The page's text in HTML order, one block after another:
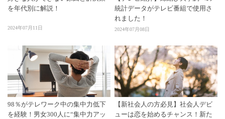
を年代別に解説！
2024年07月11日
統計データがテレビ番組で使用さ
れました！
2024年07月08日
98％がテレワーク中の集中力低下
を経験！男女300人に“集中力アッ
【新社会人の方必見】社会人デビ
ューは恋を始めるチャンス！新た